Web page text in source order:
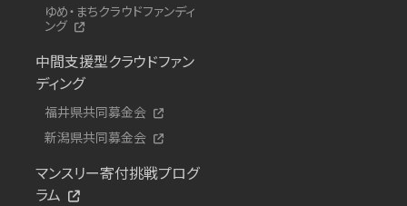
ゆめ・まちクラウドファンディ
ング
中間支援型クラウドファン
ディング
福井県共同募金会
新潟県共同募金会
マンスリー寄付挑戦プログ
ラム